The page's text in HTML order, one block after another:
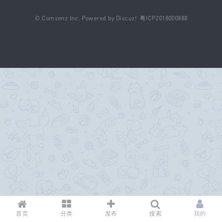
首页 分类 发布 搜索 我的
© Comsenz Inc. Powered by Discuz! 粤ICP2018000888